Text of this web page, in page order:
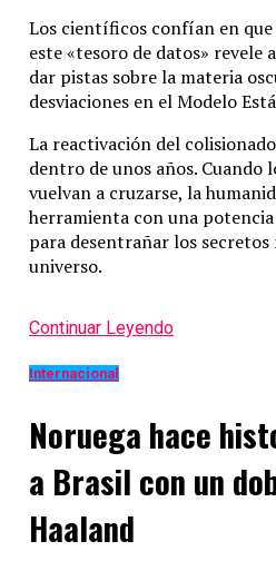
Los científicos confían en
este «tesoro de datos» revele
dar pistas sobre la materia
desviaciones en el Modelo
La reactivación del
dentro de unos años. Cuando
vuelvan a cruzarse, la
herramienta con una
para desentrañar los
universo.
Continuar Leyendo
Internacional
Noruega hace
a Brasil con un
Haaland